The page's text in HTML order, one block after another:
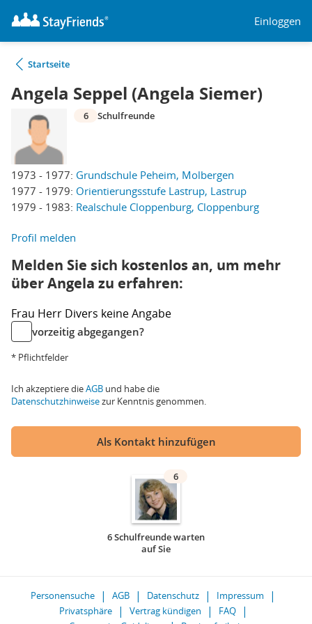
Einloggen
Startseite
Angela Seppel (Angela Siemer)
1973 - 1977: Grundschule Peheim, Molbergen
1977 - 1979: Orientierungsstufe Lastrup, Lastrup
1979 - 1983: Realschule Cloppenburg, Cloppenburg
6 Schulfreunde
Profil melden
Melden Sie sich kostenlos an, um mehr
über Angela zu erfahren:
Frau Herr Divers keine Angabe
vorzeitig abgegangen?
* Pflichtfelder
Ich akzeptiere dieAGB und habe die
Datenschutzhinweisezur Kenntnis genommen.
Als Kontakt hinzufügen
6
6 Schulfreunde warten
auf Sie
Personensuche AGB Datenschutz
Impressum
Privatsphäre
Vertrag kündigen
FAQ